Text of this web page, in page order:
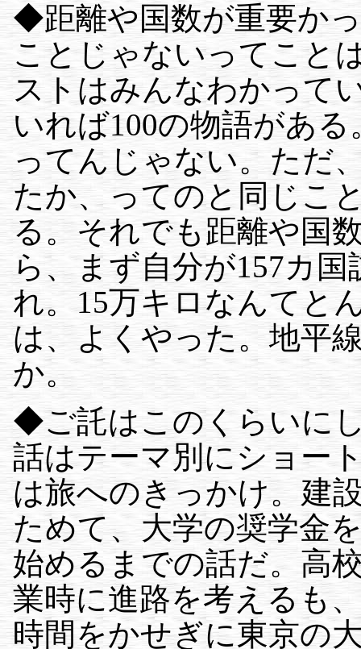
◆距離や国数が重要か
ことじゃないってこと
ストはみんなわかって
いれば100の物語があ
ってんじゃない。ただ
たか、ってのと同じこ
る。それでも距離や国
ら、まず自分が157カ
れ。15万キロなんてと
は、よくやった。地平
か。
◆ご託はこのくらいに
話はテーマ別にショー
は旅へのきっかけ。建
ためて、大学の奨学金
始めるまでの話だ。高
業時に進路を考えるも
時間をかせぎに東京の